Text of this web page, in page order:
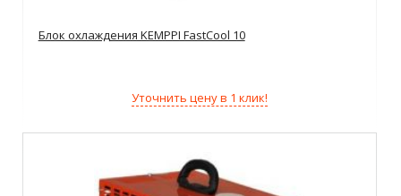
Блок охлаждения KEMPPI FastCool 10
Уточнить цену в 1 клик!